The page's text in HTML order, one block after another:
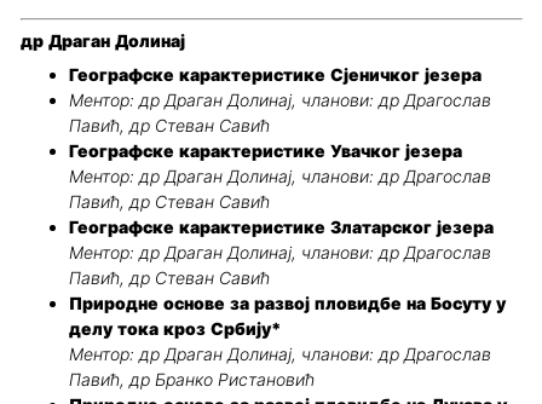
др Драган Долинај
Географске карактеристике Сјеничког језера
Ментор: др Драган Долинај, чланови: др Драгослав
Павић, др Стеван Савић
Географске карактеристике Увачког језера
Ментор: др Драган Долинај, чланови: др Драгослав
Павић, др Стеван Савић
Географске карактеристике Златарског језера
Ментор: др Драган Долинај, чланови: др Драгослав
Павић, др Стеван Савић
Природне основе за развој пловидбе на Босуту у
делу тока кроз Србију*
Ментор: др Драган Долинај, чланови: др Драгослав
Павић, др Бранко Ристановић